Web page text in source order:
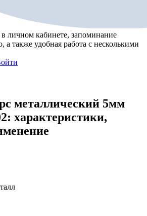
в личном кабинете, запоминание
, а также удобная работа с несколькими
металлический 5мм
характеристики,